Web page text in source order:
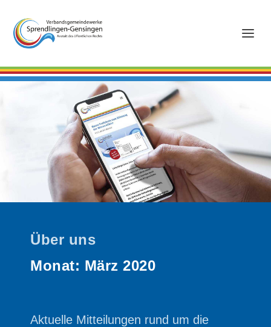
Über uns
Monat: März 2020
Aktuelle Mitteilungen rund um die